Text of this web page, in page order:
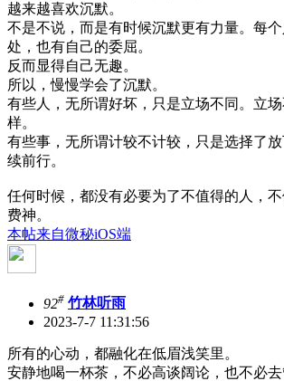
越来越喜欢沉默。
不是不说，而是有时候沉默更有力量。每
处，也有自己的委屈。
反而显得自己无趣。
所以，慢慢学会了沉默。
有些人，无所谓好坏，只是立场不同。立
样。
有些事，无所谓计较不计较，只是选择了
续前行。
任何时候，都没有必要为了不值得的人，不
费神。
本帖来自微秘iOS端
92# 竹林听雨
2023-7-7 11:31:56
所有的心动，都融化在低眉浅笑里。
安静地喝一杯茶，不必高谈阔论，也不必